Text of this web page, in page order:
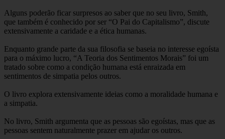
Alguns poderão ficar surpresos ao saber que no seu livro, Smith,
que também é conhecido por ser “O Pai do Capitalismo”, discute
extensivamente a caridade e a ética humanas.
Enquanto grande parte da sua filosofia se baseia no interesse egoísta
para o máximo lucro, “A Teoria dos Sentimentos Morais” foi um
tratado sobre como a condição humana está enraizada em
sentimentos de simpatia pelos outros.
O livro explora extensivamente ideias como a moralidade humana e
a simpatia.
No livro, Smith argumenta que as pessoas são egoístas, mas que as
pessoas sentem naturalmente prazer em ajudar os outros.